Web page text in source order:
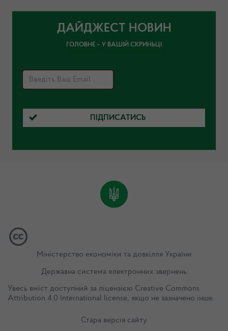
ДАЙДЖЕСТ НОВИН
ГОЛОВНЕ – У ВАШІЙ СКРИНЬЦІ
ПІДПИСАТИСЬ
Міністерство економіки та довкілля України
Державна система електронних звернень
Увесь вміст доступний за ліцензією Creative Commons
Attribution 4.0 International license, якщо не зазначено інше.
Стара версія сайту